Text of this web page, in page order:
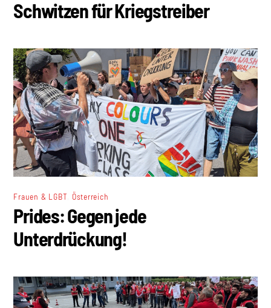
Schwitzen für Kriegstreiber
Frauen & LGBT Österreich
Prides: Gegen jede
Unterdrückung!